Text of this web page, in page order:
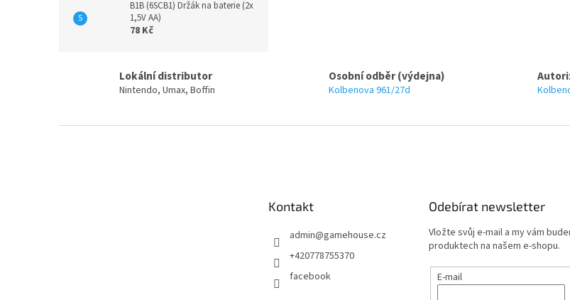
B1B (6SCB1) Držák na baterie (2x
1,5V AA)
78 Kč
Lokální distributor
Nintendo, Umax, Boffin
Osobní odběr (výdejna)
Kolbenova 961/27d
Kontakt
admin@gamehouse.cz
+420778755370
facebook
Odebírat newsletter
Vložte svůj e-mail a my vám
produktech na našem e-shopu.
E-mail